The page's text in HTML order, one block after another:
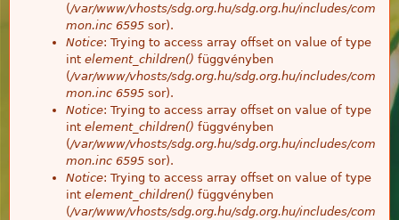
(/var/www/vhosts/sdg.org.hu/sdg.org.hu/includes/com
mon.inc 6595 sor).
Notice: Trying to access array offset on value of type
int element_children() függvényben
(/var/www/vhosts/sdg.org.hu/sdg.org.hu/includes/com
mon.inc 6595 sor).
Notice: Trying to access array offset on value of type
int element_children() függvényben
(/var/www/vhosts/sdg.org.hu/sdg.org.hu/includes/com
mon.inc 6595 sor).
Notice: Trying to access array offset on value of type
int element_children() függvényben
(/var/www/vhosts/sdg.org.hu/sdg.org.hu/includes/com